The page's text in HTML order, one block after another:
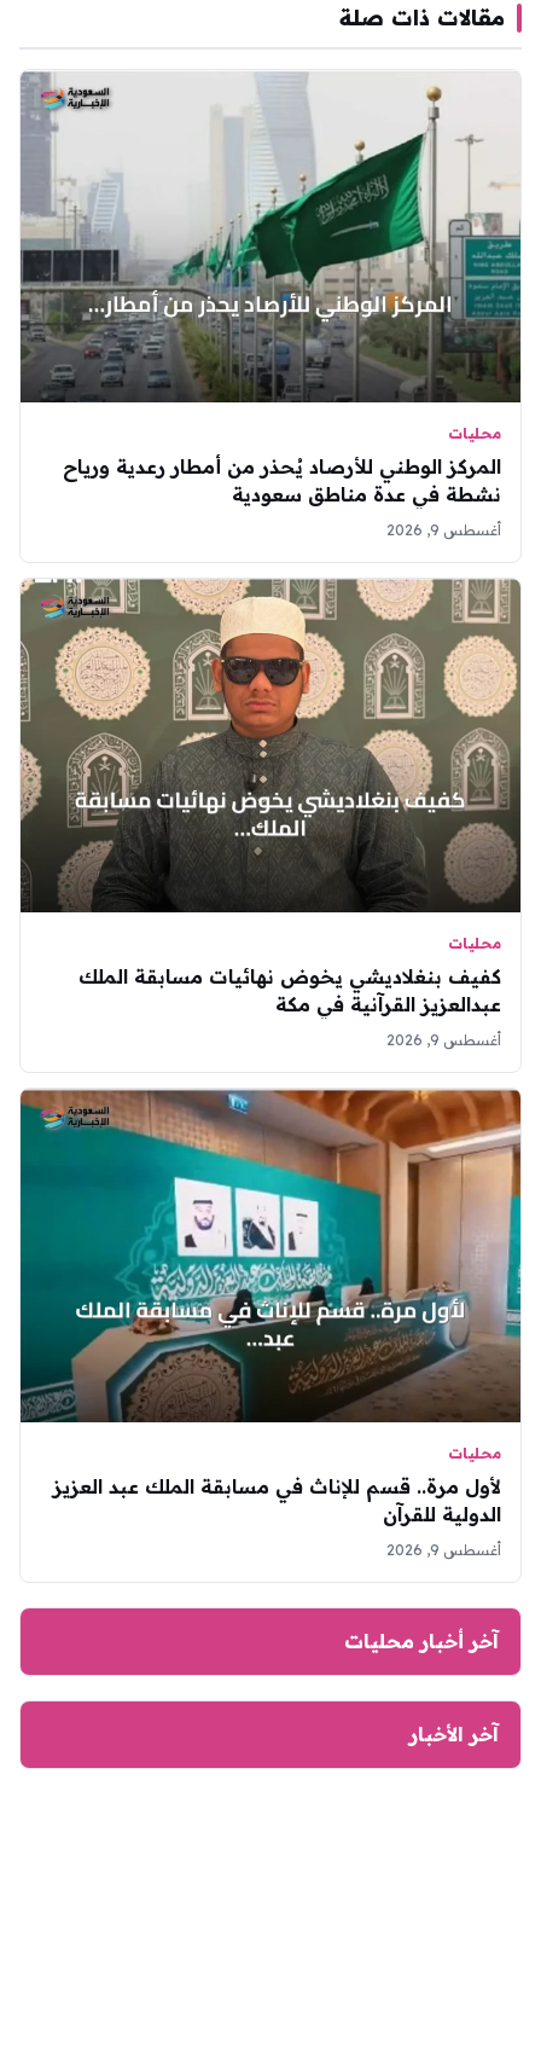
مقالات ذات صلة
محليات
المركز الوطني للأرصاد يُحذر من أمطار رعدية ورياح
نشطة في عدة مناطق سعودية
أغسطس 9, 2026
محليات
كفيف بنغلاديشي يخوض نهائيات مسابقة الملك
عبدالعزيز القرآنية في مكة
أغسطس 9, 2026
محليات
لأول مرة.. قسم للإناث في مسابقة الملك عبد العزيز
الدولية للقرآن
أغسطس 9, 2026
آخر أخبار محليات
آخر الأخبار